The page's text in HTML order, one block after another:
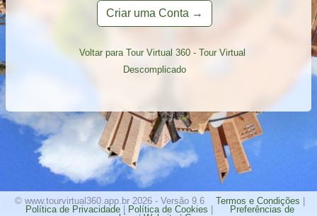
Criar uma Conta →
Voltar para Tour Virtual 360 - Tour Virtual
Descomplicado
© www.tourvirtual360.app.br 2026 - Versão 9.6 Termos e Condições
Política de Privacidade
Política de Cookies
Preferências de